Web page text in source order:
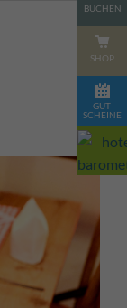
BUCHEN
SHOP
GUT-
SCHEINE